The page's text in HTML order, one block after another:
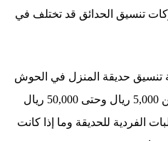
تنسيق الحدائق قد تختلف في
تنسيق حديقة المنزل في الحوش
الخارجي بالرياض بما يتراوح من 5,000 ريال وحتى 50,000 ريال
الفردية للحديقة وما إذا كانت